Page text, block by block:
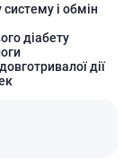
і обмін
діабету
дії